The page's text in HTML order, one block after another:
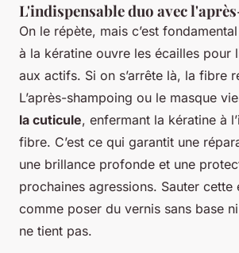
L'indispensable duo avec
On le répète, mais c’est
à la kératine ouvre les écailles pour
aux actifs. Si on s’arrête là, la fibre
L’après-shampoing ou le masque
la cuticule, enfermant la kératine à
fibre. C’est ce qui garantit une
une brillance profonde et une
prochaines agressions. Sauter cette
comme poser du vernis sans base
ne tient pas.